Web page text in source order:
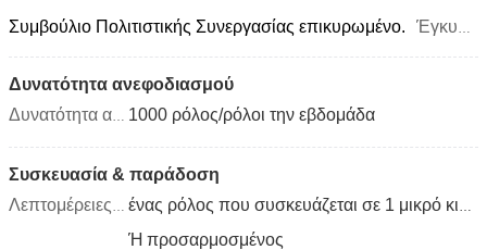
Συμβούλιο Πολιτιστικής Συνεργασίας επικυρωμένο.
Έγκυρα από το 2016-07 - 06 μέχρι το 2021-07 - 05
Δυνατότητα ανεφοδιασμού
Δυνατότητα ανεφοδιασμού: 1000 ρόλος/ρόλοι την εβδομάδα
Συσκευασία & παράδοση
Λεπτομέρειες συσκευασίας ένας ρόλος που συσκευάζεται σε 1 μικρό κιβώτιο, 12 μικρά κιβώτια που συσκευάζονται σε 1carton
Ή προσαρμοσμένος